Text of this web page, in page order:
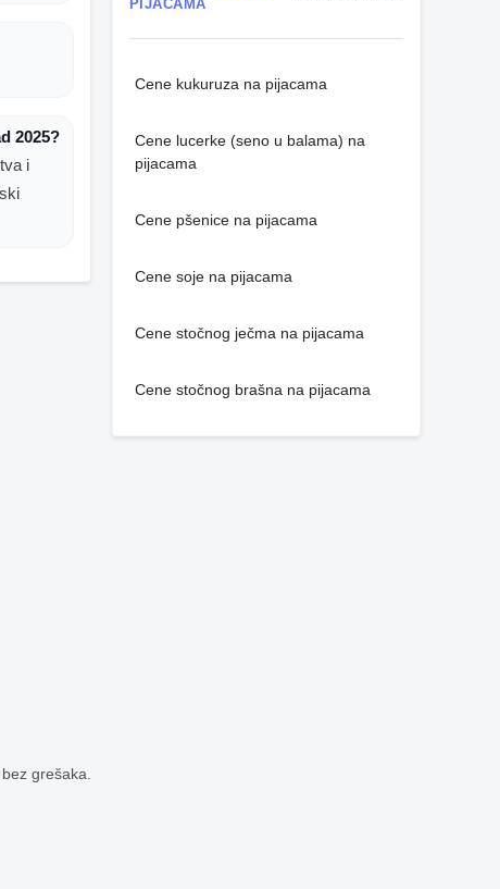
2025?
i
PIJACAMA
Cene kukuruza na pijacama
Cene lucerke (seno u balama) na
pijacama
Cene pšenice na pijacama
Cene soje na pijacama
Cene stočnog ječma na pijacama
Cene stočnog brašna na pijacama
grešaka.